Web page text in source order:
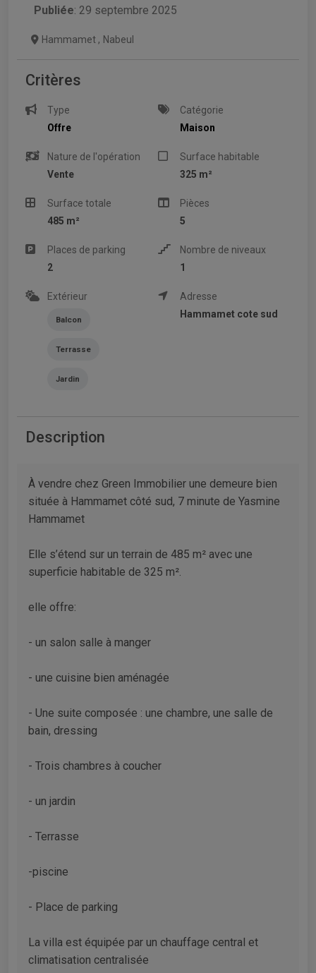
Publiée: 29 septembre 2025
Hammamet , Nabeul
Critères
Type
Offre
Catégorie
Maison
Nature de l'opération
Vente
Surface habitable
325 m²
Surface totale
485 m²
Pièces
5
Places de parking
2
Nombre de niveaux
1
Extérieur
Balcon
Terrasse
Jardin
Adresse
Hammamet cote sud
Description
À vendre chez Green Immobilier une demeure bien
située à Hammamet côté sud, 7 minute de Yasmine
Hammamet
Elle s’étend sur un terrain de 485 m² avec une
superficie habitable de 325 m².
elle offre:
- un salon salle à manger
- une cuisine bien aménagée
- Une suite composée : une chambre, une salle de
bain, dressing
- Trois chambres à coucher
- un jardin
- Terrasse
-piscine
- Place de parking
La villa est équipée par un chauffage central et
climatisation centralisée